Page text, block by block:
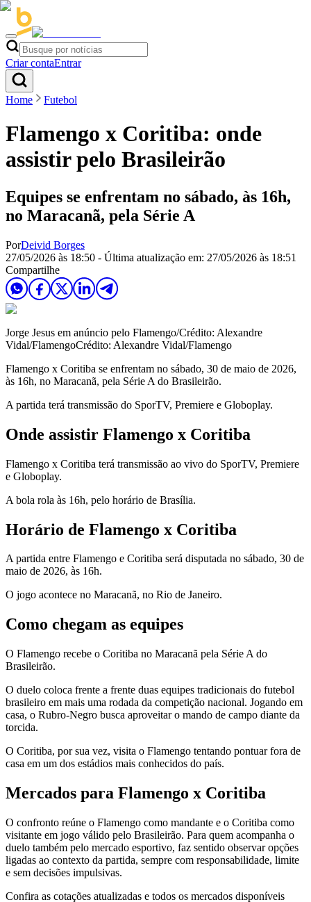
Criar contaEntrar
Home Futebol
Flamengo x Coritiba: onde
assistir pelo Brasileirão
Equipes se enfrentam no sábado, às 16h,
no Maracanã, pela Série A
PorDeivid Borges
27/05/2026 às 18:50 - Última atualização em: 27/05/2026 às 18:51
Compartilhe
Jorge Jesus em anúncio pelo Flamengo/Crédito: Alexandre
Vidal/FlamengoCrédito: Alexandre Vidal/Flamengo
Flamengo x Coritiba se enfrentam no sábado, 30 de maio de 2026,
às 16h, no Maracanã, pela Série A do Brasileirão.
A partida terá transmissão do SporTV, Premiere e Globoplay.
Onde assistir Flamengo x Coritiba
Flamengo x Coritiba terá transmissão ao vivo do SporTV, Premiere
e Globoplay.
A bola rola às 16h, pelo horário de Brasília.
Horário de Flamengo x Coritiba
A partida entre Flamengo e Coritiba será disputada no sábado, 30 de
maio de 2026, às 16h.
O jogo acontece no Maracanã, no Rio de Janeiro.
Como chegam as equipes
O Flamengo recebe o Coritiba no Maracanã pela Série A do
Brasileirão.
O duelo coloca frente a frente duas equipes tradicionais do futebol
brasileiro em mais uma rodada da competição nacional. Jogando em
casa, o Rubro-Negro busca aproveitar o mando de campo diante da
torcida.
O Coritiba, por sua vez, visita o Flamengo tentando pontuar fora de
casa em um dos estádios mais conhecidos do país.
Mercados para Flamengo x Coritiba
O confronto reúne o Flamengo como mandante e o Coritiba como
visitante em jogo válido pelo Brasileirão. Para quem acompanha o
duelo também pelo mercado esportivo, faz sentido observar opções
ligadas ao contexto da partida, sempre com responsabilidade, limite
e sem decisões impulsivas.
Confira as cotações atualizadas e todos os mercados disponíveis